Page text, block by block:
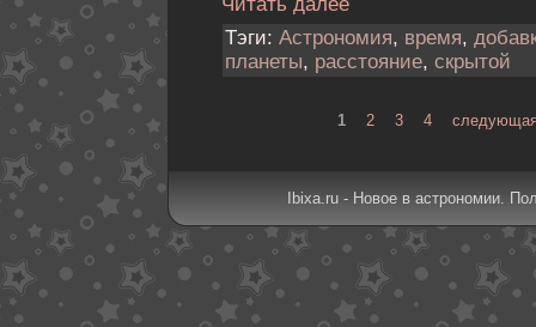
Тэги: Астрономия, время,
планеты, расстояние, скрытой
1 2 3 4
Ibixa.ru - Новое в астрономии.